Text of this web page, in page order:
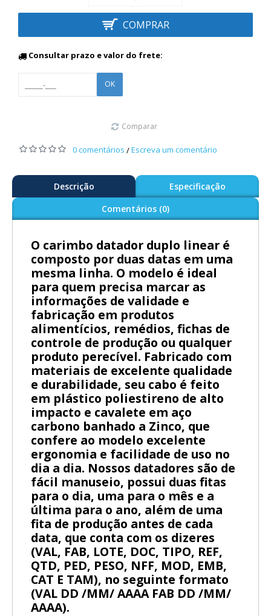
COMPRAR
Consultar prazo e valor do frete:
OK
Comparar
0 comentários /Escreva um comentário
Descrição
Especificação
Comentários (0)
O carimbo datador duplo linear é
composto por duas datas em uma
mesma linha. O modelo é ideal
para quem precisa marcar as
informações de validade e
fabricação em produtos
alimentícios, remédios, fichas de
controle de produção ou qualquer
produto perecível. Fabricado com
materiais de excelente qualidade
e durabilidade, seu cabo é feito
em plástico poliestireno de alto
impacto e cavalete em aço
carbono banhado a Zinco, que
confere ao modelo excelente
ergonomia e facilidade de uso no
dia a dia. Nossos datadores são de
fácil manuseio, possui duas fitas
para o dia, uma para o mês e a
última para o ano, além de uma
fita de produção antes de cada
data, que conta com os dizeres
(VAL, FAB, LOTE, DOC, TIPO, REF,
QTD, PED, PESO, NFF, MOD, EMB,
CAT E TAM), no seguinte formato
(VAL DD /MM/ AAAA FAB DD /MM/
AAAA).